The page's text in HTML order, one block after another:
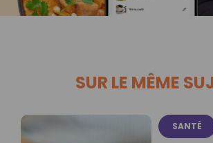
SUR LE MÊME
SANTÉ